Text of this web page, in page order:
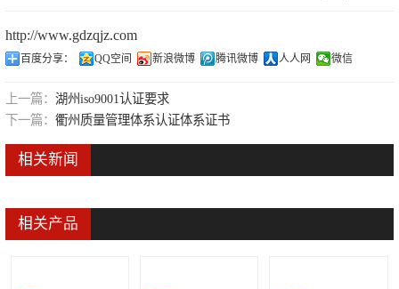
http://www.gdzqjz.com
百度分享： QQ空间 新浪微博 腾讯微博 人人网 微信
上一篇： 湖州iso9001认证要求
下一篇： 衢州质量管理体系认证体系证书
相关新闻
相关产品
培训管理体系认证